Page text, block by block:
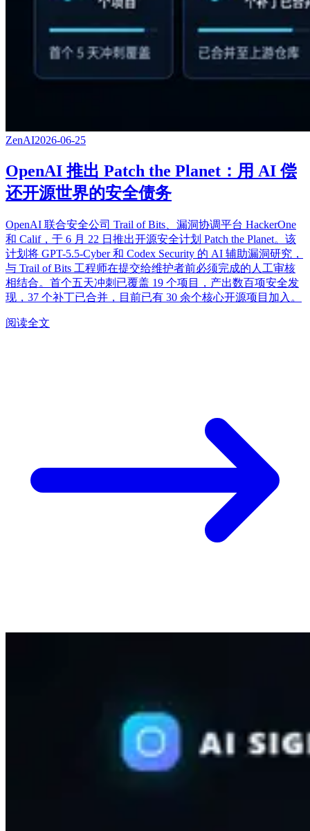
ZenAI2026-06-25
OpenAI 推出 Patch the Planet：用 AI 偿
还开源世界的安全债务
OpenAI 联合安全公司 Trail of Bits、漏洞协调平台 HackerOne
和 Calif，于 6 月 22 日推出开源安全计划 Patch the Planet。该
计划将 GPT-5.5-Cyber 和 Codex Security 的 AI 辅助漏洞研究，
与 Trail of Bits 工程师在提交给维护者前必须完成的人工审核
相结合。首个五天冲刺已覆盖 19 个项目，产出数百项安全发
现，37 个补丁已合并，目前已有 30 余个核心开源项目加入。
阅读全文